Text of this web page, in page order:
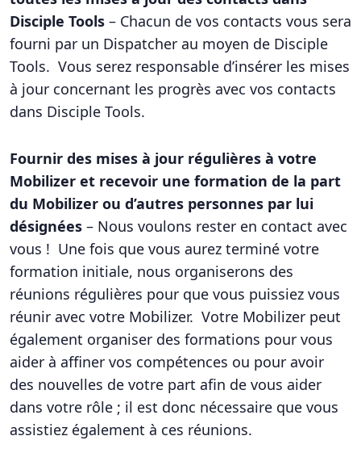
Disciple Tools – Chacun de vos contacts vous sera
fourni par un Dispatcher au moyen de Disciple
Tools. Vous serez responsable d’insérer les mises
à jour concernant les progrès avec vos contacts
dans Disciple Tools.
Fournir des mises à jour régulières à votre
Mobilizer et recevoir une formation de la part
du Mobilizer ou d’autres personnes par lui
désignées – Nous voulons rester en contact avec
vous ! Une fois que vous aurez terminé votre
formation initiale, nous organiserons des
réunions régulières pour que vous puissiez vous
réunir avec votre Mobilizer. Votre Mobilizer peut
également organiser des formations pour vous
aider à affiner vos compétences ou pour avoir
des nouvelles de votre part afin de vous aider
dans votre rôle ; il est donc nécessaire que vous
assistiez également à ces réunions.